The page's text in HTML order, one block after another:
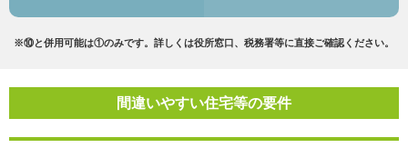
※⑩と併用可能は①のみです。詳しくは役所窓口、税務署等に直接ご確認ください。
間違いやすい住宅等の要件